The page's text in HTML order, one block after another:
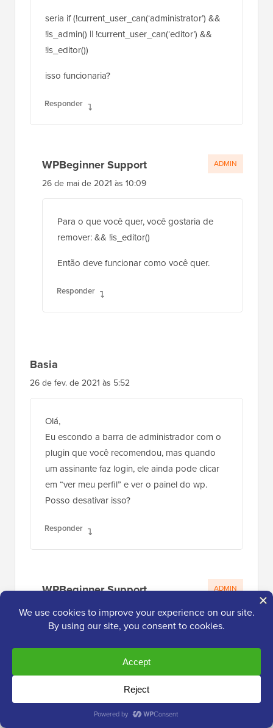
seria if (!current_user_can(‘administrator’) &&
!is_admin() || !current_user_can(‘editor’) &&
!is_editor())
isso funcionaria?
Responder
WPBeginner Support
26 de mai de 2021 às 10:09
Para o que você quer, você gostaria de
remover: && !is_editor()
Então deve funcionar como você quer.
Responder
ADMIN
Basia
26 de fev. de 2021 às 5:52
Olá,
Eu escondo a barra de administrador com o
plugin que você recomendou, mas quando
um assinante faz login, ele ainda pode clicar
em “ver meu perfil” e ver o painel do wp.
Posso desativar isso?
Responder
WPBeginner Support
26 de fev. de 2021 às 9:48
Você pode redirecionar usuários após o
login usando o método do nosso guia
abaixo:
https://www.wpbeginner.com/plugins/how-
to-redirect-users-after-successful-login-in-
ADMIN